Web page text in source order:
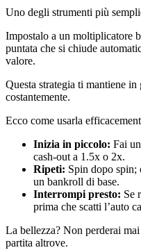
Uno degli strumenti più
Impostalo a un moltiplicatore
puntata che si chiude
valore.
Questa strategia ti mantiene
costantemente.
Ecco come usarla
Inizia in piccolo: Fai
cash‑out a 1.5x o 2x.
Ripeti: Spin dopo spin;
un bankroll di base.
Interrompi presto: Se
prima che scatti l’auto
La bellezza? Non perderai
partita altrove.